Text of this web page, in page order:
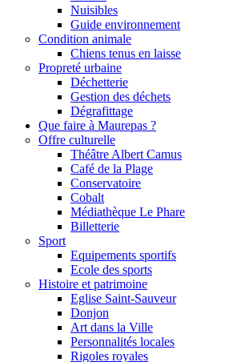
Nuisibles
Guide environnement
Condition animale
Chiens tenus en laisse
Propreté urbaine
Déchetterie
Gestion des déchets
Dégrafittage
Que faire à Maurepas ?
Offre culturelle
Théâtre Albert Camus
Café de la Plage
Conservatoire
Cobalt
Médiathèque Le Phare
Billetterie
Sport
Equipements sportifs
Ecole des sports
Histoire et patrimoine
Eglise Saint-Sauveur
Donjon
Art dans la Ville
Personnalités locales
Rigoles royales